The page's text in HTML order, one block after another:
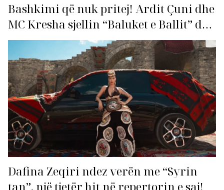
Bashkimi që nuk pritej! Ardit Çuni dhe
MC Kresha sjellin “Baluket e Ballit” dhe
ndezin rrjetin!
Dafina Zeqiri ndez verën me “Syrin
tan”, një tjetër hit në repertorin e saj!